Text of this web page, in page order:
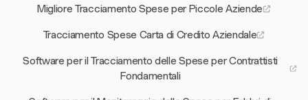
Migliore Tracciamento Spese per Piccole Aziende
Tracciamento Spese Carta di Credito Aziendale
Software per il Tracciamento delle Spese per Contrattisti
Fondamentali